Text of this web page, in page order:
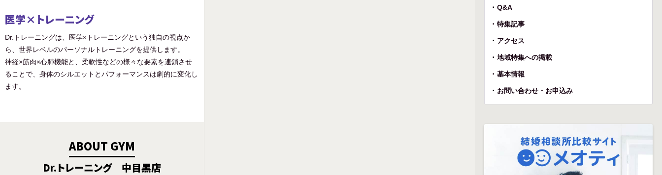
医学×トレーニング
Dr.トレーニングは、医学×トレーニングという独自の視点か
ら、世界レベルのパーソナルトレーニングを提供します。
神経×筋肉×心肺機能と、柔軟性などの様々な要素を連鎖させ
ることで、身体のシルエットとパフォーマンスは劇的に変化し
ます。
ABOUT GYM
Dr.トレーニング 中目黒店
Q&A
特集記事
アクセス
地域特集への掲載
基本情報
お問い合わせ・お申込み